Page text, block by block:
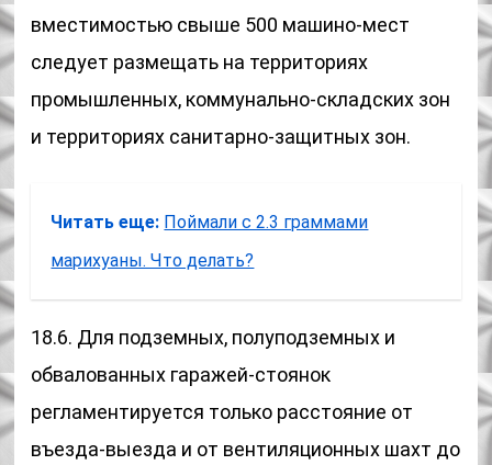
вместимостью свыше 500 машино-мест
следует размещать на территориях
промышленных, коммунально-складских зон
и территориях санитарно-защитных зон.
Читать еще: Поймали с 2.3 граммами
марихуаны. Что делать?
18.6. Для подземных, полуподземных и
обвалованных гаражей-стоянок
регламентируется только расстояние от
въезда-выезда и от вентиляционных шахт до